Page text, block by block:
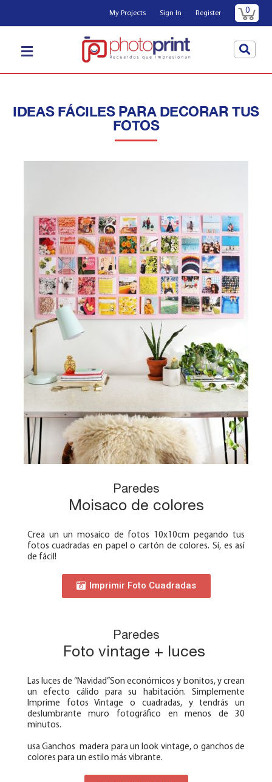
My Projects Sign In Register 0
IDEAS FÁCILES PARA DECORAR TUS
FOTOS
Paredes
Moisaco de colores
Crea un un mosaico de fotos 10x10cm pegando tus
fotos cuadradas en papel o cartón de colores. Sí, es así
de fácil!
Imprimir Foto Cuadradas
Paredes
Foto vintage + luces
Las luces de “Navidad”Son económicos y bonitos, y crean
un efecto cálido para su habitación. Simplemente
Imprime fotos Vintage o cuadradas, y tendrás un
deslumbrante muro fotográfico en menos de 30
minutos.
usa Ganchos madera para un look vintage, o ganchos de
colores para un estilo más vibrante.